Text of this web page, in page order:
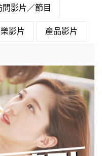
問影片／節目
影片 產品影片